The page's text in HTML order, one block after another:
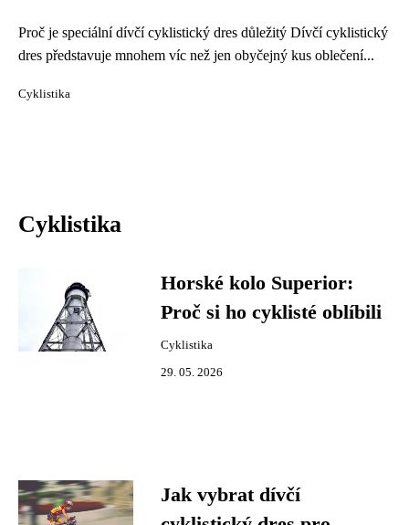
Proč je speciální dívčí cyklistický dres důležitý Dívčí cyklistický
dres představuje mnohem víc než jen obyčejný kus oblečení...
Cyklistika
Cyklistika
Horské kolo Superior:
Proč si ho cyklisté oblíbili
Cyklistika
29. 05. 2026
Jak vybrat dívčí